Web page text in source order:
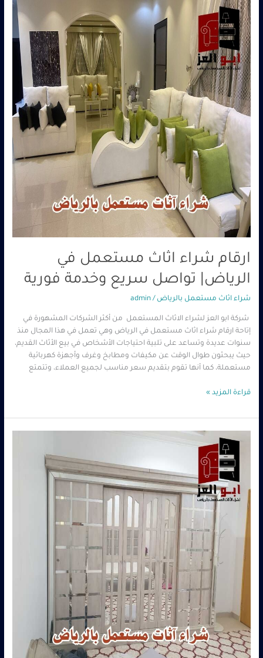
ارقام شراء اثاث مستعمل في
الرياض| تواصل سريع وخدمة فورية
شراء اثاث مستعمل بالرياض /
admin
شركة ابو العز لشراء الاثاث المستعمل من أكثر الشركات المشهورة في
إتاحة ارقام شراء اثاث مستعمل في الرياض وهي تعمل في هذا المجال منذ
سنوات عديدة وتساعد على تلبية احتياجات الأشخاص في بيع الأثاث القديم،
حيث يبحثون طوال الوقت عن مكيفات ومطابخ وغرف وأجهزة كهربائية
مستعملة، كما أنها تقوم بتقديم سعر مناسب لجميع العملاء، وتتمتع
ارقام
شراء
اثاث
مستعمل
في
الرياض|
تواصل
سريع
وخدمة
فورية
قراءة المزيد »
مستعمل
بالرياض
0560485279
–
شركة
ابو
العز